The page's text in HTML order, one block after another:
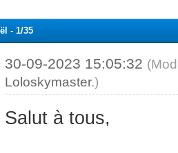
- 1/35
30-09-2023 15:05:32
Loloskymaster.)
Salut à tous,